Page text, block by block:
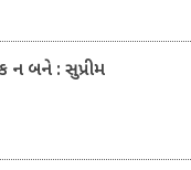
ન બને : સુપ્રીમ